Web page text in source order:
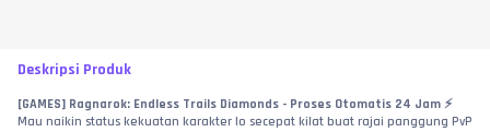
Deskripsi Produk
[GAMES] Ragnarok: Endless Trails Diamonds - Proses Otomatis 24 Jam ⚡
Mau naikin status kekuatan karakter lo secepat kilat buat rajai panggung PvP